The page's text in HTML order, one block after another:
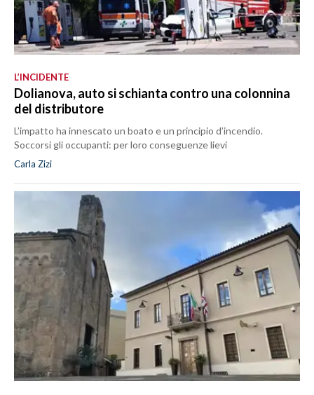
L’INCIDENTE
Dolianova, auto si schianta contro una colonnina
del distributore
L’impatto ha innescato un boato e un principio d’incendio.
Soccorsi gli occupanti: per loro conseguenze lievi
Carla Zizi